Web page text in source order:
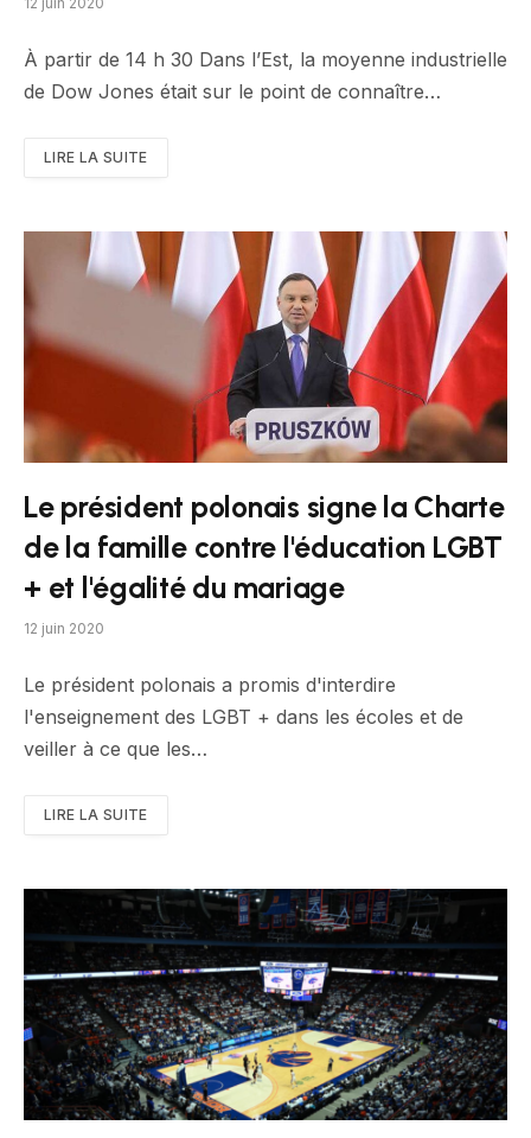
À partir de 14 h 30 Dans l’Est, la moyenne industrielle
de Dow Jones était sur le point de connaître…
LIRE LA SUITE
Le président polonais signe la Charte
de la famille contre l'éducation LGBT
+ et l'égalité du mariage
12 juin 2020
Le président polonais a promis d'interdire
l'enseignement des LGBT + dans les écoles et de
veiller à ce que les…
LIRE LA SUITE